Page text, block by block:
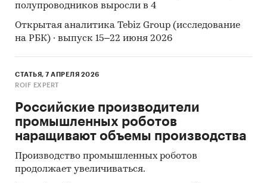
полупроводников выросли в 4
Открытая аналитика Tebiz Group (исследование
на РБК) · выпуск 15–22 июня 2026
СТАТЬЯ, 7 АПРЕЛЯ 2026
ROIF EXPERT
Российские производители
промышленных роботов
наращивают объемы производства
Производство промышленных роботов
продолжает увеличиваться.